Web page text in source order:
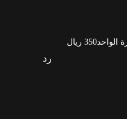
رد